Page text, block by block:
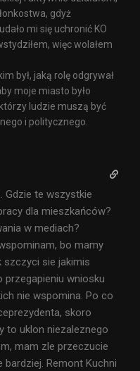
gdyż
mi się uchronić KO
więc wolałem
był, jaką rolę odgrywał
moje miasto było
ludzie muszą być
i politycznego.
Gdzie te wszystkie
dla mieszkańców?
w mediach?
bo mamy
szczyci sie jakimis
przegapieniu wniosku
nie wspomina. Po co
skoro
to uklon niezaleznego
mam zle przeczucie
Remont Kuchni